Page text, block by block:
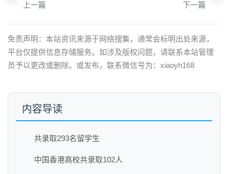
上一篇
下一篇
免责声明：本站资讯来源于网络搜集，通常会标明出处来源，
平台仅提供信息存储服务。如涉及版权问题，请联系本站管理
员予以更改或删除。或发布，联系微信号为：xiaoyh168
内容导读
共录取293名留学生
中国香港高校共录取102人